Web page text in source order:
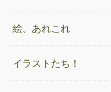
絵、あれこれ
イラストたち！